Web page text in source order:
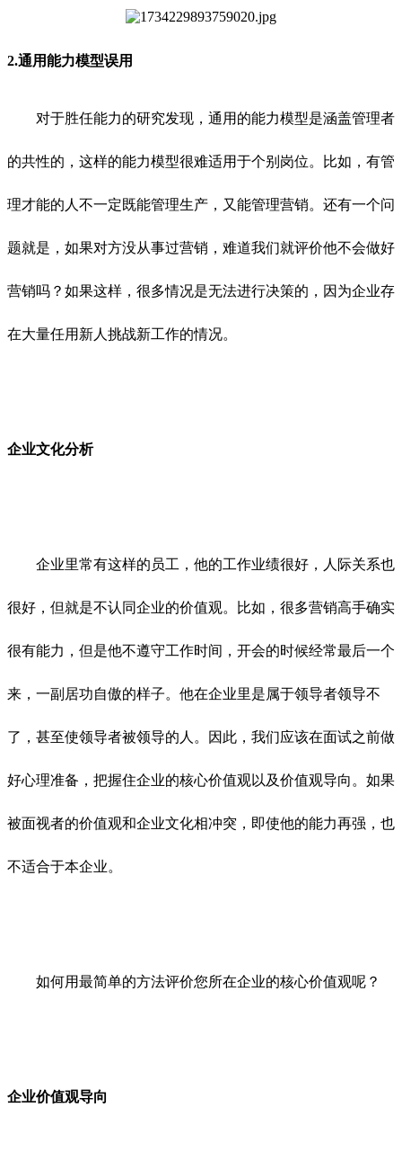
2.通用能力模型误用
对于胜任能力的研究发现，通用的能力模型是涵盖管理者
的共性的，这样的能力模型很难适用于个别岗位。比如，有管
理才能的人不一定既能管理生产，又能管理营销。还有一个问
题就是，如果对方没从事过营销，难道我们就评价他不会做好
营销吗？如果这样，很多情况是无法进行决策的，因为企业存
在大量任用新人挑战新工作的情况。
企业文化分析
企业里常有这样的员工，他的工作业绩很好，人际关系也
很好，但就是不认同企业的价值观。比如，很多营销高手确实
很有能力，但是他不遵守工作时间，开会的时候经常最后一个
来，一副居功自傲的样子。他在企业里是属于领导者领导不
了，甚至使领导者被领导的人。因此，我们应该在面试之前做
好心理准备，把握住企业的核心价值观以及价值观导向。如果
被面视者的价值观和企业文化相冲突，即使他的能力再强，也
不适合于本企业。
如何用最简单的方法评价您所在企业的核心价值观呢？
企业价值观导向